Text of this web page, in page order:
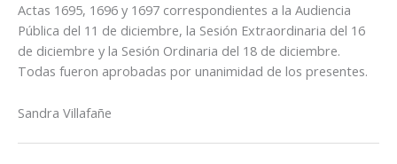
Actas 1695, 1696 y 1697 correspondientes a la Audiencia
Pública del 11 de diciembre, la Sesión Extraordinaria del 16
de diciembre y la Sesión Ordinaria del 18 de diciembre.
Todas fueron aprobadas por unanimidad de los presentes.
Sandra Villafañe